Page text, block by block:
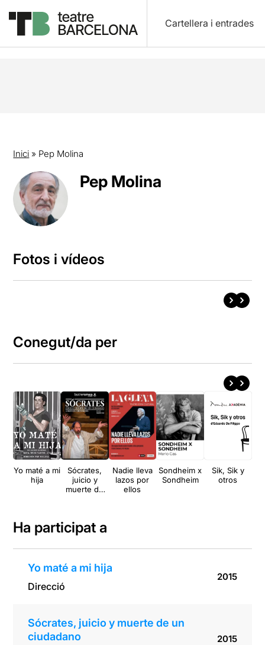
Cartellera i entrades
Inici » Pep Molina
Pep Molina
Fotos i vídeos
Conegut/da per
Yo maté a mi
hija
Sócrates,
juicio y
muerte de
Nadie lleva
lazos por
ellos
Sondheim x
Sondheim
Sik, Sik y
otros
Ha participat a
Yo maté a mi hija
Direcció
2015
Sócrates, juicio y muerte de un
ciudadano
2015